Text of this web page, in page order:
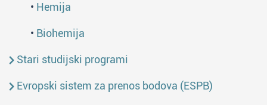
• Hemija
• Biohemija
Stari studijski programi
Evropski sistem za prenos bodova (ESPB)